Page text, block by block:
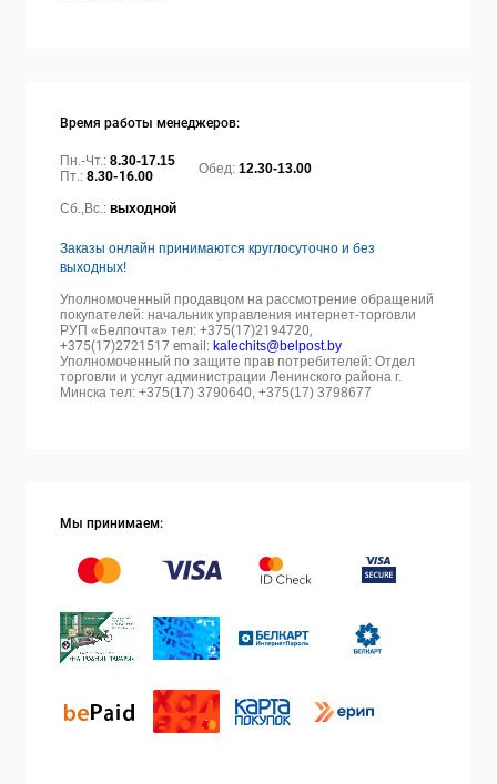
Время работы менеджеров:
Пн.-Чт.: 8.30-17.15
Пт.: 8.30-16.00 Обед: 12.30-13.00
Сб.,Вс.: выходной
Заказы онлайн принимаются круглосуточно и без
выходных!
Уполномоченный продавцом на рассмотрение обращений
покупателей: начальник управления интернет-торговли
РУП «Белпочта» тел: +375(17)2194720,
+375(17)2721517 email: kalechits@belpost.by
Уполномоченный по защите прав потребителей: Отдел
торговли и услуг администрации Ленинского района г.
Минска тел: +375(17) 3790640, +375(17) 3798677
Мы принимаем: